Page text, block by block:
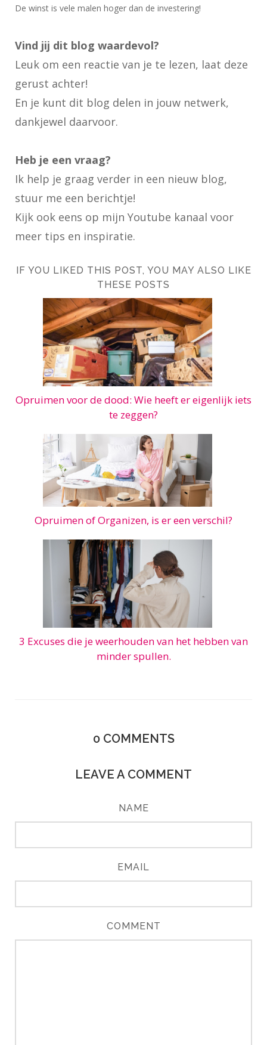
De winst is vele malen hoger dan de investering!
Vind jij dit blog waardevol?
Leuk om een reactie van je te lezen, laat deze
gerust achter!
En je kunt dit blog delen in jouw netwerk,
dankjewel daarvoor.
Heb je een vraag?
Ik help je graag verder in een nieuw blog,
stuur me een berichtje!
Kijk ook eens op mijn Youtube kanaal voor
meer tips en inspiratie.
IF YOU LIKED THIS POST, YOU MAY ALSO LIKE
THESE POSTS
Opruimen voor de dood: Wie heeft er eigenlijk iets
te zeggen?
Opruimen of Organizen, is er een verschil?
3 Excuses die je weerhouden van het hebben van
minder spullen.
0 COMMENTS
LEAVE A COMMENT
NAME
EMAIL
COMMENT